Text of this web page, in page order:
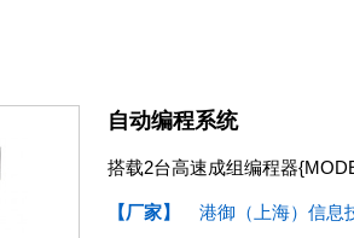
自动编程系统
搭载2台高速成组编程器
【厂家】
港御（上海）信息